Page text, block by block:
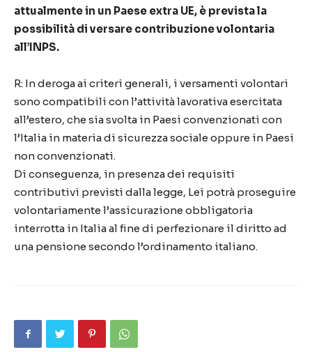
attualmente in un Paese extra UE, è prevista la
possibilità di versare contribuzione volontaria
all’INPS.
R: In deroga ai criteri generali, i versamenti volontari
sono compatibili con l’attività lavorativa esercitata
all’estero, che sia svolta in Paesi convenzionati con
l’Italia in materia di sicurezza sociale oppure in Paesi
non convenzionati.
Di conseguenza, in presenza dei requisiti
contributivi previsti dalla legge, Lei potrà proseguire
volontariamente l’assicurazione obbligatoria
interrotta in Italia al fine di perfezionare il diritto ad
una pensione secondo l’ordinamento italiano.